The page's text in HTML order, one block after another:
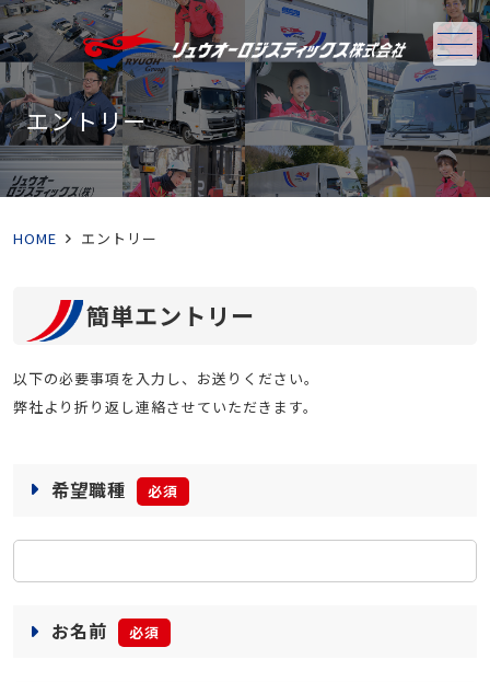
メニュー
エントリー
HOME エントリー
簡単エントリー
以下の必要事項を入力し、お送りください。
弊社より折り返し連絡させていただきます。
希望職種 必須
お名前 必須